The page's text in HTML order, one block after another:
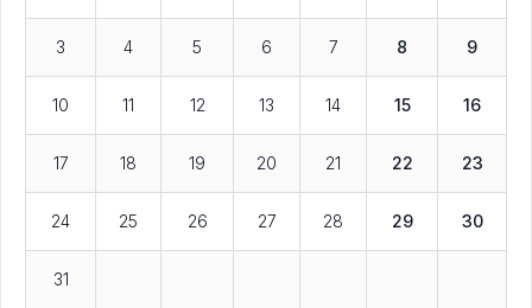
3 4 5 6 7 8 9
10 11 12 13 14 15 16
17 18 19 20 21 22 23
24 25 26 27 28 29 30
31